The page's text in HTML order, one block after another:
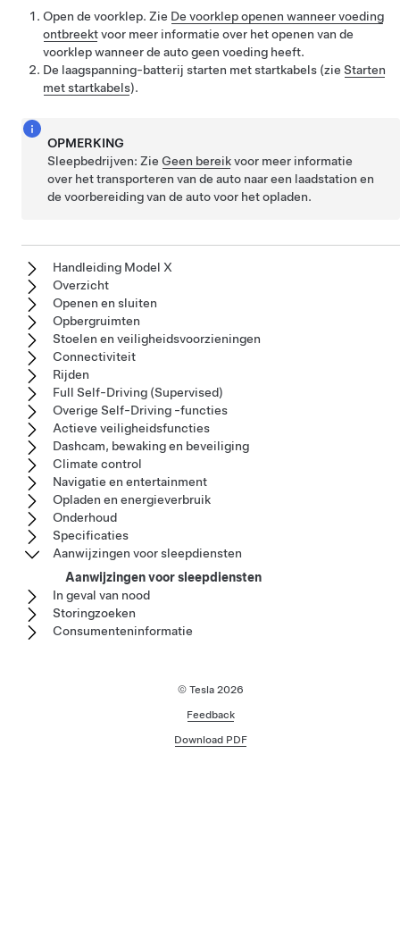
Open de voorklep. Zie De voorklep openen wanneer voeding
ontbreektvoor meer informatie over het openen van de
voorklep wanneer de auto geen voeding heeft.
De laagspanning-batterij starten met startkabels (zie Starten
met startkabels).
OPMERKING
Sleepbedrijven: Zie Geen bereikvoor meer informatie
over het transporteren van de auto naar een laadstation en
de voorbereiding van de auto voor het opladen.
Handleiding Model X
Overzicht
Openen en sluiten
Opbergruimten
Stoelen en veiligheidsvoorzieningen
Connectiviteit
Rijden
Full Self-Driving (Supervised)
Overige Self-Driving -functies
Actieve veiligheidsfuncties
Dashcam, bewaking en beveiliging
Climate control
Navigatie en entertainment
Opladen en energieverbruik
Onderhoud
Specificaties
Aanwijzingen voor sleepdiensten
Aanwijzingen voor sleepdiensten
In geval van nood
Storingzoeken
Consumenteninformatie
© Tesla 2026
Feedback
Download PDF